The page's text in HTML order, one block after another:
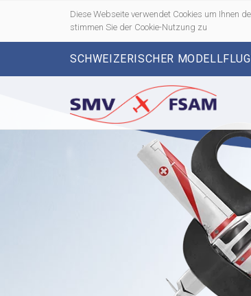
Diese Webseite verwendet Cookies um Ihnen
stimmen Sie der Cookie-Nutzung zu
SCHWEIZERISCHER